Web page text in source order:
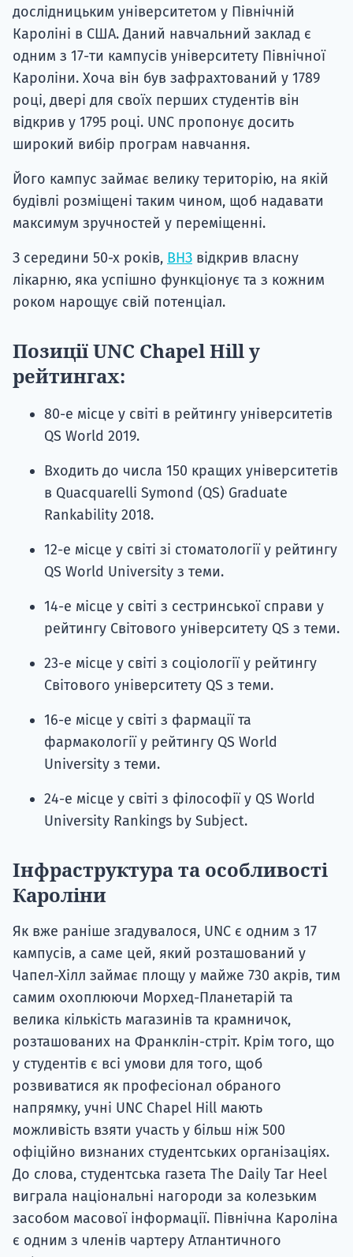
дослідницьким університетом у Північній
Кароліні в США. Даний навчальний заклад є
одним з 17-ти кампусів університету Північної
Кароліни. Хоча він був зафрахтований у 1789
році, двері для своїх перших студентів він
відкрив у 1795 році. UNC пропонує досить
широкий вибір програм навчання.
Його кампус займає велику територію, на якій
будівлі розміщені таким чином, щоб надавати
максимум зручностей у переміщенні.
З середини 50-х років, ВНЗ відкрив власну
лікарню, яка успішно функціонує та з кожним
роком нарощує свій потенціал.
Позиції UNC Chapel Hill у
рейтингах:
80-е місце у світі в рейтингу університетів
QS World 2019.
Входить до числа 150 кращих університетів
в Quacquarelli Symond (QS) Graduate
Rankability 2018.
12-е місце у світі зі стоматології у рейтингу
QS World University з теми.
14-е місце у світі з сестринської справи у
рейтингу Світового університету QS з теми.
23-е місце у світі з соціології у рейтингу
Світового університету QS з теми.
16-е місце у світі з фармації та
фармакології у рейтингу QS World
University з теми.
24-е місце у світі з філософії у QS World
University Rankings by Subject.
Інфраструктура та особливості
Кароліни
Як вже раніше згадувалося, UNC є одним з 17
кампусів, а саме цей, який розташований у
Чапел-Хілл займає площу у майже 730 акрів, тим
самим охоплюючи Морхед-Планетарій та
велика кількість магазинів та крамничок,
розташованих на Франклін-стріт. Крім того, що
у студентів є всі умови для того, щоб
розвиватися як професіонал обраного
напрямку, учні UNC Chapel Hill мають
можливість взяти участь у більш ніж 500
офіційно визнаних студентських організаціях.
До слова, студентська газета The Daily Tar Heel
виграла національні нагороди за колезьким
засобом масової інформації. Північна Кароліна
є одним з членів чартеру Атлантичного